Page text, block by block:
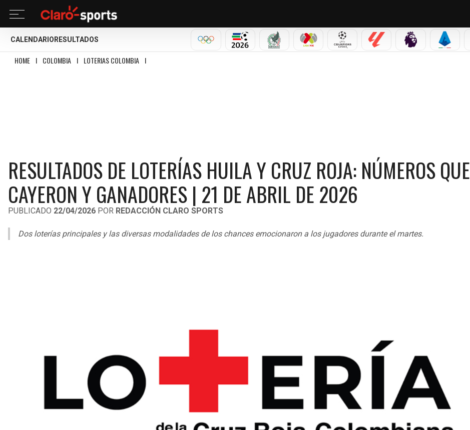
CALENDARIO RESULTADOS
OLÍMPICOSMUNDIAL 2026SELECCIÓN MEXICANA
LIGA MX CHAMPIONS LEAGUE
LALIGA PREMIER LEAGUE
SERIE A
HOME I COLOMBIA I LOTERIAS COLOMBIA I
RESULTADOS DE LOTERÍAS HUILA Y CRUZ ROJA: NÚMEROS QUE
CAYERON Y GANADORES | 21 DE ABRIL DE 2026
PUBLICADO 22/04/2026 POR REDACCIÓN CLARO SPORTS
Dos loterías principales y las diversas modalidades de los chances emocionaron a los jugadores durante el martes.